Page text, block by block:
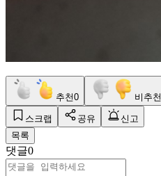
추천0 비추천
스크랩 공유
신고
목록
댓글0